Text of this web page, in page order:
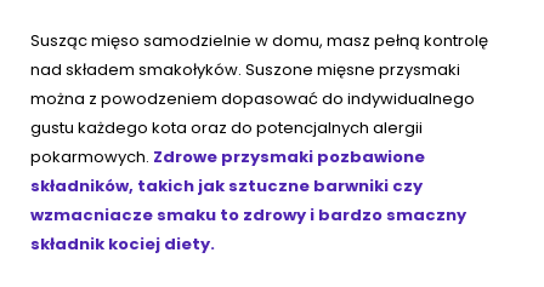
Susząc mięso samodzielnie w domu, masz pełną kontrolę
nad składem smakołyków. Suszone mięsne przysmaki
można z powodzeniem dopasować do indywidualnego
gustu każdego kota oraz do potencjalnych alergii
pokarmowych. Zdrowe przysmaki pozbawione
składników, takich jak sztuczne barwniki czy
wzmacniacze smaku to zdrowy i bardzo smaczny
składnik kociej diety.